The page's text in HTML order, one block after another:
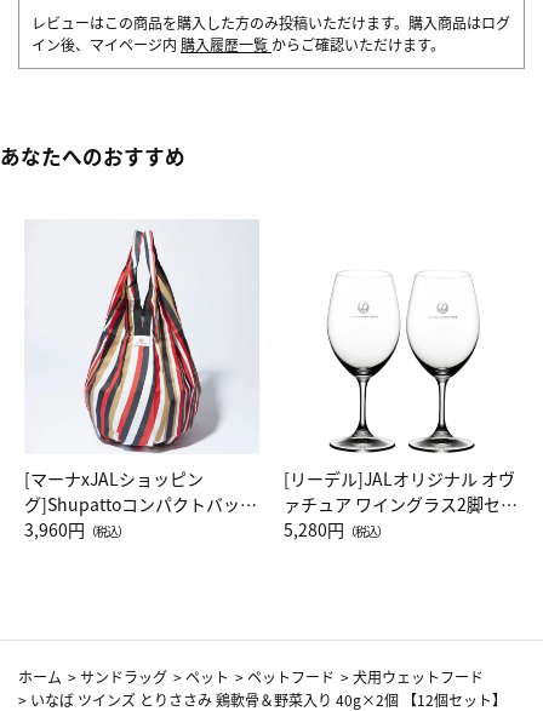
レビューはこの商品を購入した方のみ投稿いただけます。購入商品はログ
イン後、マイページ内 購入履歴一覧 からご確認いただけます。
あなたへのおすすめ
[マーナxJALショッピン
グ]Shupattoコンパクトバッグ
Drop JAL客室乗務員（LC）ス
3,960円 （税込）
[リーデル]JALオリジナル オヴ
ァチュア ワイングラス2脚セッ
ト（レッドワイン）
5,280円 （税込）
ホーム >サンドラッグ >ペット >ペットフード >犬用ウェットフード
> いなば ツインズ とりささみ 鶏軟骨＆野菜入り 40g×2個 【12個セット】